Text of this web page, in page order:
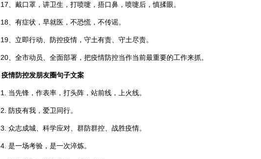
17、戴口罩，讲卫生，打喷嚏，捂口鼻，喷嚏后，慎揉眼。
18、有症状，早就医，不恐慌，不传谣。
19、立即行动、防控疫情，守土有责、守土尽责。
20、全市动员、全面部署，把疫情防控当作当前最重要的工作来抓。
疫情防控发朋友圈句子文案
1. 当先锋，作表率，打头阵，站前线，上火线。
2. 防疫有我，爱卫同行。
3. 众志成城、科学应对、群防群控、战胜疫情。
4. 是一场考验，是一次淬炼。